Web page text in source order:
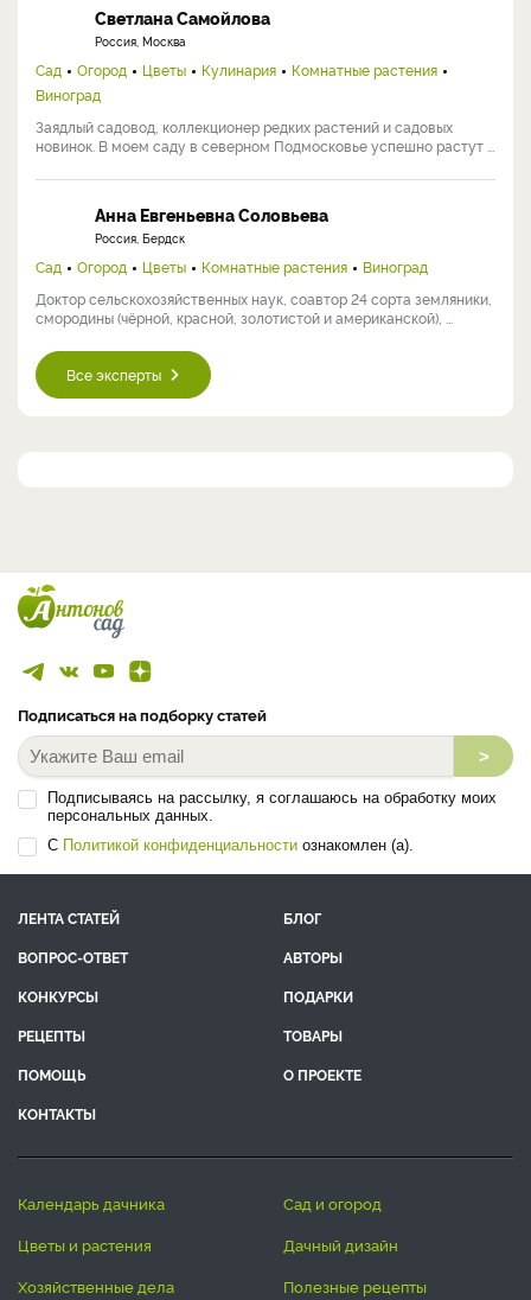
Светлана Самойлова
Россия, Москва
Сад Огород Цветы Кулинария
Комнатные растения
Виноград
Заядлый садовод, коллекционер редких растений и садовых
новинок. В моем саду в северном Подмосковье успешно растут ...
Анна Евгеньевна Соловьева
Россия, Бердск
Сад Огород Цветы Комнатные растения
Виноград
Доктор сельскохозяйственных наук, соавтор 24 сорта земляники,
смородины (чёрной, красной, золотистой и американской), ...
Все эксперты
Подписаться на подборку статей
>
Подписываясь на рассылку, я соглашаюсь на обработку моих
персональных данных.
С Политикой конфиденциальности ознакомлен (а).
ЛЕНТА СТАТЕЙ
БЛОГ
ВОПРОС-ОТВЕТ
АВТОРЫ
КОНКУРСЫ
ПОДАРКИ
РЕЦЕПТЫ
ТОВАРЫ
ПОМОЩЬ
О ПРОЕКТЕ
КОНТАКТЫ
календарь дачника
сад и огород
цветы и растения
дачный дизайн
хозяйственные дела
полезные рецепты